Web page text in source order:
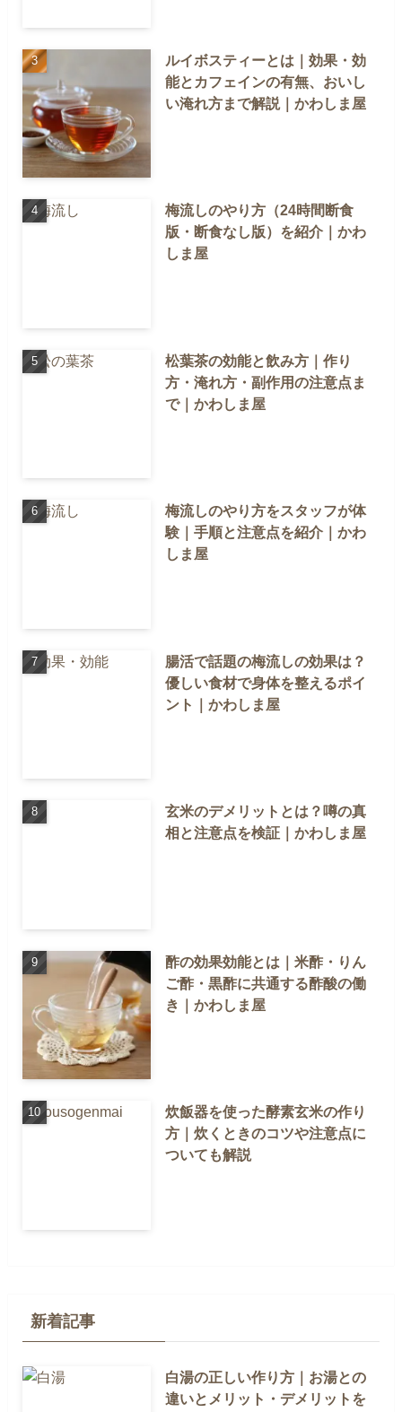
ルイボスティーとは｜効果・効
能とカフェインの有無、おいし
い淹れ方まで解説｜かわしま屋
梅流しのやり方（24時間断食
版・断食なし版）を紹介｜かわ
しま屋
松葉茶の効能と飲み方｜作り
方・淹れ方・副作用の注意点ま
で｜かわしま屋
梅流しのやり方をスタッフが体
験｜手順と注意点を紹介｜かわ
しま屋
腸活で話題の梅流しの効果は？
優しい食材で身体を整えるポイ
ント｜かわしま屋
玄米のデメリットとは？噂の真
相と注意点を検証｜かわしま屋
酢の効果効能とは｜米酢・りん
ご酢・黒酢に共通する酢酸の働
き｜かわしま屋
炊飯器を使った酵素玄米の作り
方｜炊くときのコツや注意点に
ついても解説
新着記事
白湯の正しい作り方｜お湯との
違いとメリット・デメリットを